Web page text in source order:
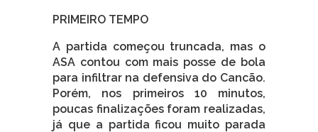
PRIMEIRO TEMPO
A partida começou truncada, mas o
ASA contou com mais posse de bola
para infiltrar na defensiva do Cancão.
Porém, nos primeiros 10 minutos,
poucas finalizações foram realizadas,
já que a partida ficou muito parada